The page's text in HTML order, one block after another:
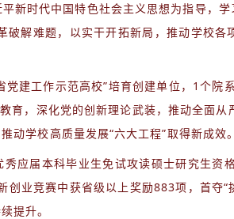
新时代中国特色社会主义思想为指导，
解难题，以实干开拓新局，推动学校
党建工作示范高校”培育创建单位，1个院
育，深化党的创新理论武装，推动全面
学校高质量发展“六大工程”取得新成效。
秀应届本科毕业生免试攻读硕士研究生
业竞赛中获省级以上奖励883项，首夺
提升。